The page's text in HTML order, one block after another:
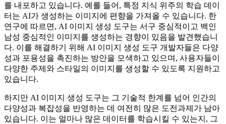
를 내포하고 있습니다. 예를 들어, 특정 지식 위주의 학습 데이
터는 AI가 생성하는 이미지에 편향을 가져올 수 있습니다. 한
연구에 따르면, AI 이미지 생성 도구는 서구 중심적이고 백인
남성 중심적인 이미지를 생성하는 경향이 있음을 발견했습니
다. 이를 해결하기 위해 AI 이미지 생성 도구 개발자들은 다양
성과 포용성을 촉진하는 방안을 모색하고 있으며, 사용자들이
다양한 주제와 스타일의 이미지를 생성할 수 있도록 지원하고
있습니다.
하지만 AI 이미지 생성 도구는 그 기술적 한계를 넘어 인간의
다양성과 복잡성을 반영하는 데 여전히 많은 도전과제가 남아
있습니다. 이는 얼마나 많은 데이터를 학습시킬 수 있는지, 그